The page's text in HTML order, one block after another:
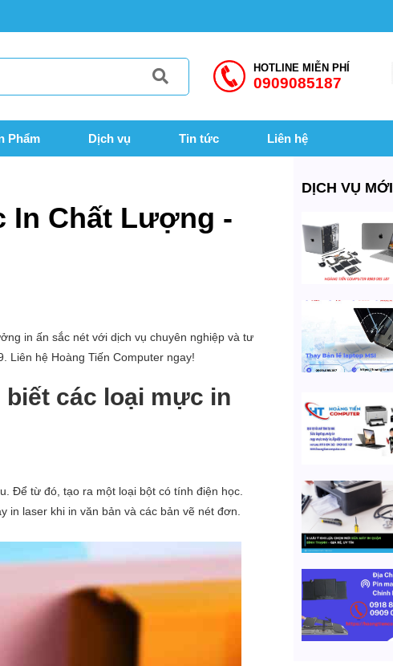
HOTLINE MIỄN PHÍ
0909085187
Phẩm Dịch vụ Tin tức Liên hệ
In Chất Lượng -
in ấn sắc nét với dịch vụ chuyên nghiệp và tư
Liên hệ Hoàng Tiến Computer ngay!
biết các loại mực in
Để từ đó, tạo ra một loại bột có tính điện học.
laser khi in văn bản và các bản vẽ nét đơn.
DỊCH VỤ MỚI